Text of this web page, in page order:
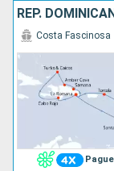
Costa Fascinosa